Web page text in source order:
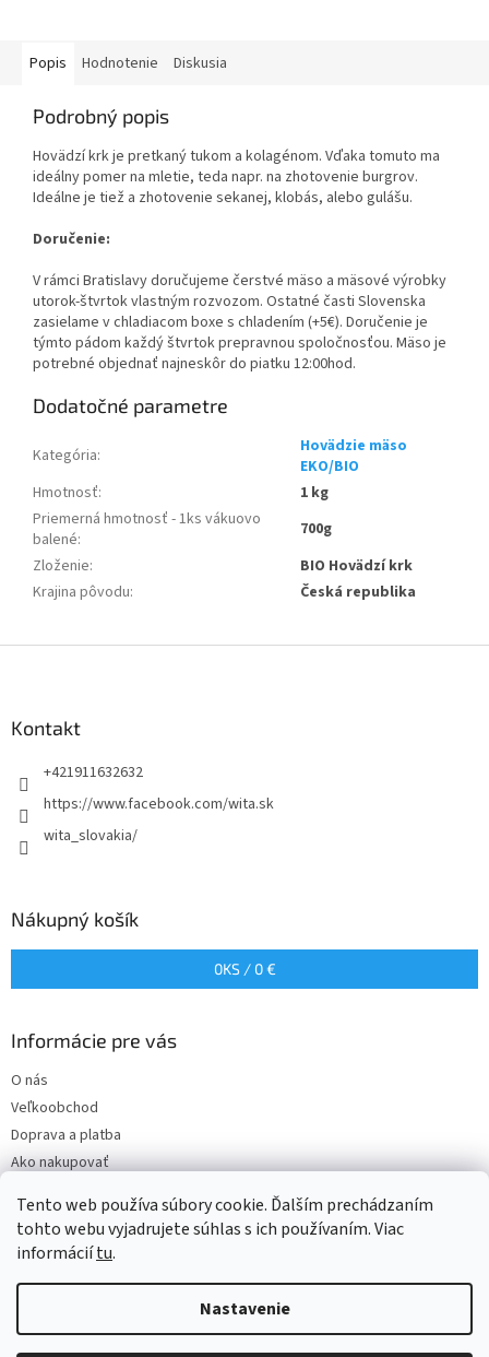
Tento web používa súbory cookie. Ďalším prechádzaním
tohto webu vyjadrujete súhlas s ich používaním. Viac
informáciítu.
Nastavenie
Popis Hodnotenie Diskusia
Podrobný popis
Hovädzí krk je pretkaný tukom a kolagénom. Vďaka tomuto ma
ideálny pomer na mletie, teda napr. na zhotovenie burgrov.
Ideálne je tiež a zhotovenie sekanej, klobás, alebo gulášu.
Doručenie:
V rámci Bratislavy doručujeme čerstvé mäso a mäsové výrobky
utorok-štvrtok vlastným rozvozom. Ostatné časti Slovenska
zasielame v chladiacom boxe s chladením (+5€). Doručenie je
týmto pádom každý štvrtok prepravnou spoločnosťou. Mäso je
potrebné objednať najneskôr do piatku 12:00hod.
Dodatočné parametre
Kategória:
Hovädzie mäso
EKO/BIO
Hmotnosť:
1 kg
Priemerná hmotnosť - 1ks vákuovo
balené:
700g
Zloženie:
BIO Hovädzí krk
Krajina pôvodu: Česká republika
Kontakt
+421911632632
https://www.facebook.com/wita.sk
wita_slovakia/
Nákupný košík
0KS / 0 €
Informácie pre vás
O nás
Veľkoobchod
Doprava a platba
Ako nakupovať
Podmienky ochrany osobných údajov
Vytvoril Shoptet